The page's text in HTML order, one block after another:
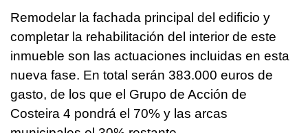
Remodelar la fachada principal del edificio y
completar la rehabilitación del interior de este
inmueble son las actuaciones incluidas en esta
nueva fase. En total serán 383.000 euros de
gasto, de los que el Grupo de Acción de
Costeira 4 pondrá el 70% y las arcas